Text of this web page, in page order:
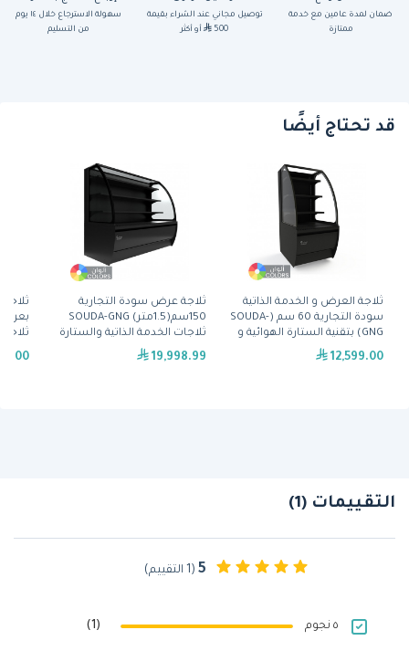
ضمان لمدة عامين مع خدمة
ممتازة
توصيل مجاني عند الشراء بقيمة
500
أو أكثر
سهولة الاسترجاع خلال ١٤ يوم
من التسليم
قد تحتاج أيضًا
ثلاجة العرض و الخدمة الذاتية
سودة التجارية 60 سم (SOUDA-
GNG) بتقنية الستارة الهوائية و
بتصميم منحني من برودان -
12,599.00
ثلاجة عرض سودة التجارية
150سم(1.5متر) SOUDA-GNG
ثلاجات الخدمة الذاتية والستارة
الهوائية بتصميم منحني من
19,998.99
التقييمات (1)
5 (1 التقييم)
٥ نجوم (1)